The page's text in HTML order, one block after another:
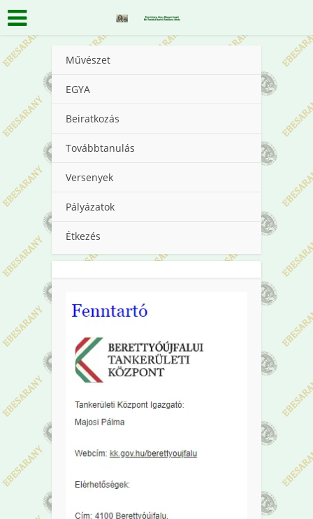
Művészet
EGYA
Beiratkozás
Továbbtanulás
Versenyek
Pályázatok
Étkezés